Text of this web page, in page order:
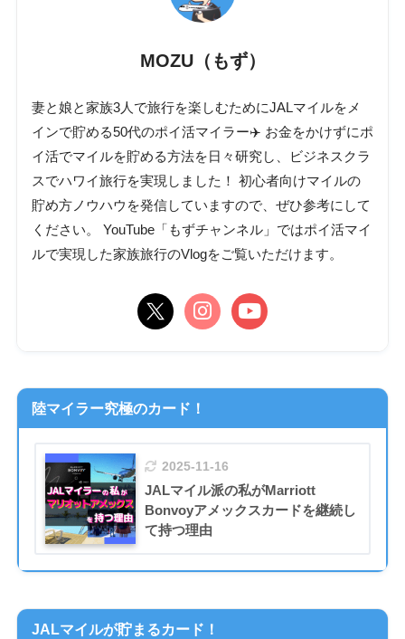
MOZU（もず）
妻と娘と家族3人で旅行を楽しむためにJALマイルをメ
インで貯める50代のポイ活マイラー✈️ お金をかけずにポ
イ活でマイルを貯める方法を日々研究し、ビジネスクラ
スでハワイ旅行を実現しました！ 初心者向けマイルの
貯め方ノウハウを発信していますので、ぜひ参考にして
ください。 YouTube「もずチャンネル」ではポイ活マイ
ルで実現した家族旅行のVlogをご覧いただけます。
陸マイラー究極のカード！
2025-11-16
JALマイル派の私がMarriott
Bonvoyアメックスカードを継続し
て持つ理由
JALマイルが貯まるカード！